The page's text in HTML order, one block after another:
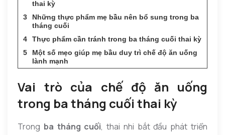
thai kỳ
Những thực phẩm mẹ bầu nên bổ sung trong ba
tháng cuối
Thực phẩm cần tránh trong ba tháng cuối thai kỳ
Một số mẹo giúp mẹ bầu duy trì chế độ ăn uống
lành mạnh
Vai trò của chế độ ăn uống
trong ba tháng cuối thai kỳ
Trong ba tháng cuối, thai nhi bắt đầu phát triển